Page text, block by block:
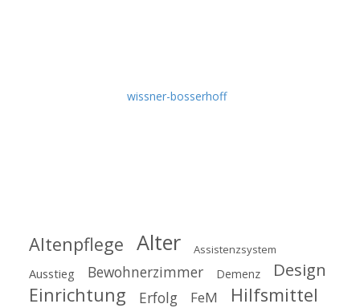
wissner-bosserhoff
Altenpflege Alter Assistenzsystem
Ausstieg Bewohnerzimmer Demenz Design
Einrichtung Erfolg FeM Hilfsmittel